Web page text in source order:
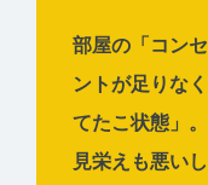
部屋の「コンセ
ントが足りなく
てたこ状態」。
見栄えも悪いし